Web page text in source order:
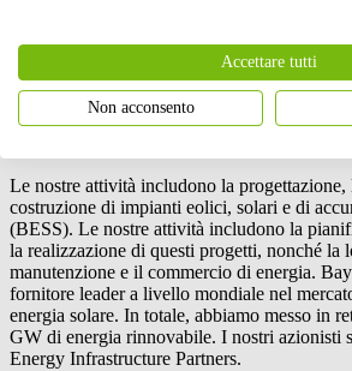
Le nostre attività includono la
costruzione di impianti eolici, solari e di
(BESS). Le nostre attività includono la
la realizzazione di questi progetti, nonché la
manutenzione e il commercio di energia.
fornitore leader a livello mondiale nel
energia solare. In totale, abbiamo messo in
GW di energia rinnovabile. I nostri azionisti
Energy Infrastructure Partners.
Accettare tutti
Non acconsento